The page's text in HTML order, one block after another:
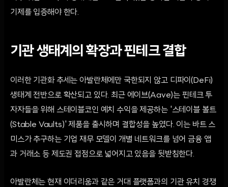
기제를 입증해야 한다.
기관 생태계의 확장과 핀테크 결합
이러한 기관화 추세는 아발란체에만 국한되지 않고 디파이(DeFi)
생태계 전반으로 확산되고 있다. 최근 에이브(Aave)는 핀테크 투
자자들을 위해 스테이블코인 예치 수익을 제공하는 '스테이블 볼트
(Stable Vaults)' 제품을 출시하며 결합성을 높였다. 이는 바트 스
미스가 추구하는 기업 재무 모델이 개별 네트워크를 넘어 금융 앱
과 거래소 등 제도권 접점으로 넓어지고 있음을 뒷받침한다.
아발란체는 현재 이더리움과 같은 거대 플랫폼과의 기관 유치 경쟁